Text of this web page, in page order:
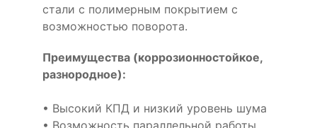
стали с полимерным покрытием с
возможностью поворота.
Преимущества (коррозионностойкое,
разнородное):
• Высокий КПД и низкий уровень шума
• Возможность параллельной работы